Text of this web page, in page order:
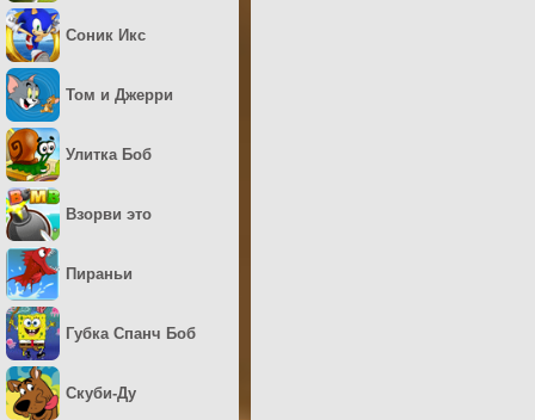
Соник Икс
Том и Джерри
Улитка Боб
Взорви это
Пираньи
Губка Спанч Боб
Скуби-Ду